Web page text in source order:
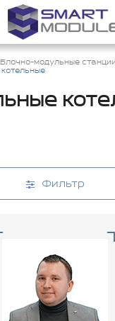
Блочно-модульные станции
Фильтр